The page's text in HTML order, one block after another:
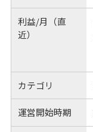
利益/月（直
近）
カテゴリ
運営開始時期